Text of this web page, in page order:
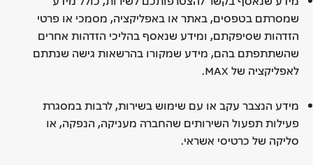
שמסרתם בטפסים, באתר או באפליקציה, מסמכי או פרטי
הזדהות שסיפקתם, ומידע שנאסף בהליכי הזדהות אחרים
שהשתתפתם בהם, מידע שמקורו בהרשאות גישה שנתתם
לאפליקציה של MAX.
מידע הנצבר עקב או עם שימוש בשירות, לרבות במסגרת
פעילות תפעול השירותים שהחברה מעניקה, הנפקה, או
סליקה של כרטיסי אשראי.